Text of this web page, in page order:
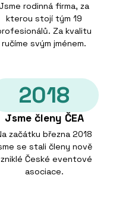
rodinná firma, za
kterou stojí tým 19
Za kvalitu
ručíme svým jménem.
2018
Jsme členy ČEA
začátku března 2018
se stali členy nově
České eventové
asociace.